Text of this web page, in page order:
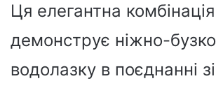
Ця елегантна комбінація
демонструє ніжно-
водолазку в поєднанні зі